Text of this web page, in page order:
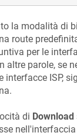
la modalità di
route
per le
altre parole, se
interfacce ISP,
di Download